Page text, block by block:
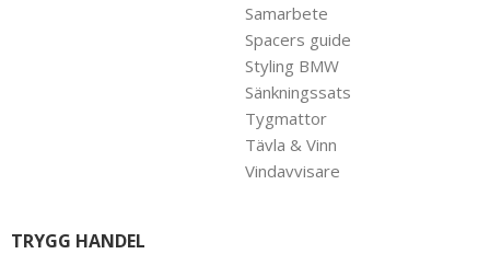
Samarbete
Spacers guide
Styling BMW
Sänkningssats
Tygmattor
Tävla & Vinn
Vindavvisare
TRYGG HANDEL